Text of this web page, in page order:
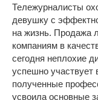
Тележурналисты
девушку с
на жизнь. Продажа
компаниям в
сегодня неплохие
успешно участвует
полученные
усвоила основные